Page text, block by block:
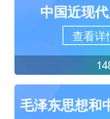
中国近现
查看详
毛泽东思想和